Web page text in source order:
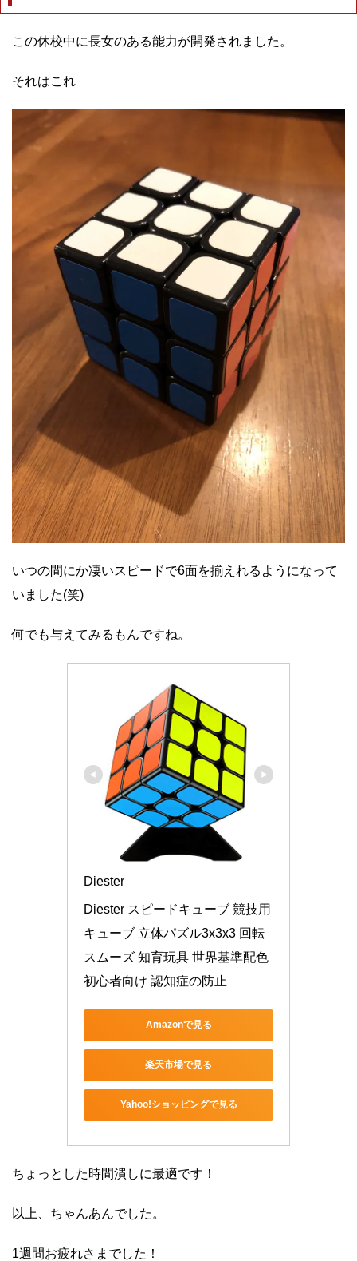
この休校中に長女のある能力が開発されました。
それはこれ
いつの間にか凄いスピードで6面を揃えれるようになって
いました(笑)
何でも与えてみるもんですね。
Diester
Diester スピードキューブ 競技用
キューブ 立体パズル3x3x3 回転
スムーズ 知育玩具 世界基準配色
初心者向け 認知症の防止
Amazonで見る
楽天市場で見る
Yahoo!ショッピングで見る
ちょっとした時間潰しに最適です！
以上、ちゃんあんでした。
1週間お疲れさまでした！